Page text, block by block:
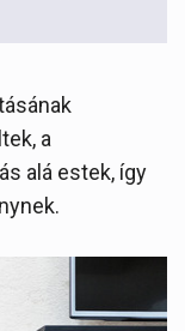
a
alá estek, így